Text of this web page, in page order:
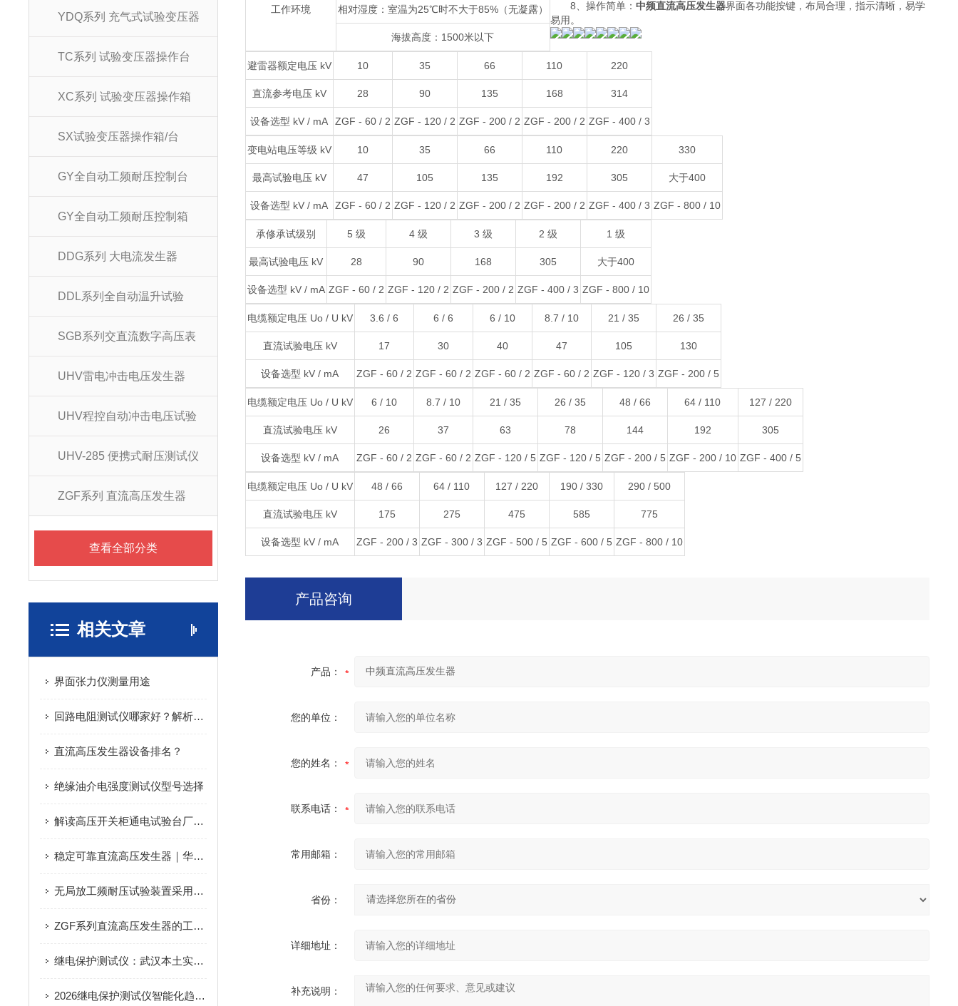
YDQ系列 充气式试验变压器
TC系列 试验变压器操作台
XC系列 试验变压器操作箱
SX试验变压器操作箱/台
GY全自动工频耐压控制台
GY全自动工频耐压控制箱
DDG系列 大电流发生器
DDL系列全自动温升试验
SGB系列交直流数字高压表
UHV雷电冲击电压发生器
UHV程控自动冲击电压试验
UHV-285 便携式耐压测试仪
ZGF系列 直流高压发生器
查看全部分类
相关文章
界面张力仪测量用途
回路电阻测试仪哪家好？解析武汉特高压的产品设计逻辑
直流高压发生器设备排名？
绝缘油介电强度测试仪型号选择
解读高压开关柜通电试验台厂家排名：武汉特高压的集成化测试实践
稳定可靠直流高压发生器｜华中工业电气试验设备一站式采购平台口碑之选
无局放工频耐压试验装置采用变频技术优势多及适用广
ZGF系列直流高压发生器的工作原理
继电保护测试仪：武汉本土实力厂家，继电保护测试仪的精准守护
2026继电保护测试仪智能化趋势与武汉厂家技术路径
工作环境 相对湿度：室温为25℃时不大于85%（无凝露）
海拔高度：1500米以下
避雷器额定电压 kV 10 35 66 110 220
直流参考电压 kV 28 90 135 168 314
设备选型 kV / mA ZGF - 60 / 2 ZGF - 120 / 2 ZGF - 200 / 2 ZGF - 200 / 2 ZGF - 400 / 3
变电站电压等级 kV 10 35 66 110 220 330
最高试验电压 kV 47 105 135 192 305 大于400
设备选型 kV / mA ZGF - 60 / 2 ZGF - 120 / 2 ZGF - 200 / 2 ZGF - 200 / 2 ZGF - 400 / 3 ZGF - 800 / 10
承修承试级别 5 级 4 级 3 级 2 级 1 级
最高试验电压 kV 28 90 168 305 大于400
设备选型 kV / mA ZGF - 60 / 2 ZGF - 120 / 2 ZGF - 200 / 2 ZGF - 400 / 3 ZGF - 800 / 10
电缆额定电压 Uo / U kV 3.6 / 6 6 / 6 6 / 10 8.7 / 10 21 / 35 26 / 35
直流试验电压 kV 17 30 40 47 105 130
设备选型 kV / mA ZGF - 60 / 2 ZGF - 60 / 2 ZGF - 60 / 2 ZGF - 60 / 2 ZGF - 120 / 3 ZGF - 200 / 5
电缆额定电压 Uo / U kV 6 / 10 8.7 / 10 21 / 35 26 / 35 48 / 66 64 / 110 127 / 220
直流试验电压 kV 26 37 63 78 144 192 305
设备选型 kV / mA ZGF - 60 / 2 ZGF - 60 / 2 ZGF - 120 / 5 ZGF - 120 / 5 ZGF - 200 / 5 ZGF - 200 / 10 ZGF - 400 / 5
电缆额定电压 Uo / U kV 48 / 66 64 / 110 127 / 220 190 / 330 290 / 500
直流试验电压 kV 175 275 475 585 775
设备选型 kV / mA ZGF - 200 / 3 ZGF - 300 / 3 ZGF - 500 / 5 ZGF - 600 / 5 ZGF - 800 / 10
8、操作简单： 中频直流高压发生器界面各功能按键，布局合理，指示清晰，易学
易用。
产品咨询
产品：
您的单位：
您的姓名：
联系电话：
常用邮箱：
省份：
详细地址：
补充说明：